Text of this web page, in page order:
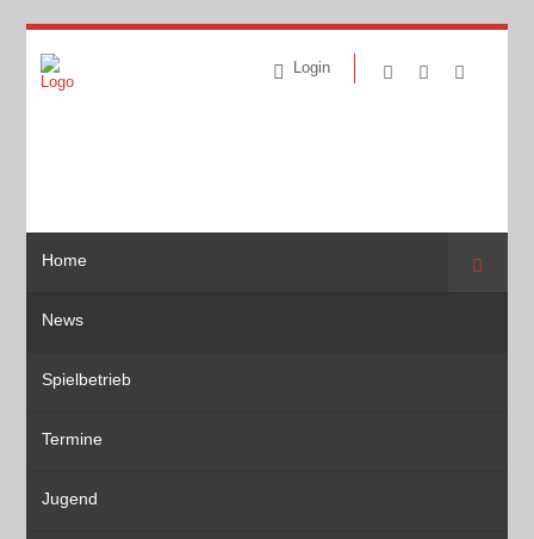
Login
Home
News
Spielbetrieb
Termine
Jugend
Suche